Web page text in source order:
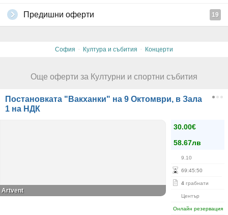
Предишни оферти 19
София · Култура и събития · Концерти
Още оферти за Културни и спортни събития
Постановката "Вакханки" на 9 Октомври, в Зала
1 на НДК
30.00€
58.67лв
9.10
69:45:50
4 грабнати
Център
Онлайн резервация
Artvent